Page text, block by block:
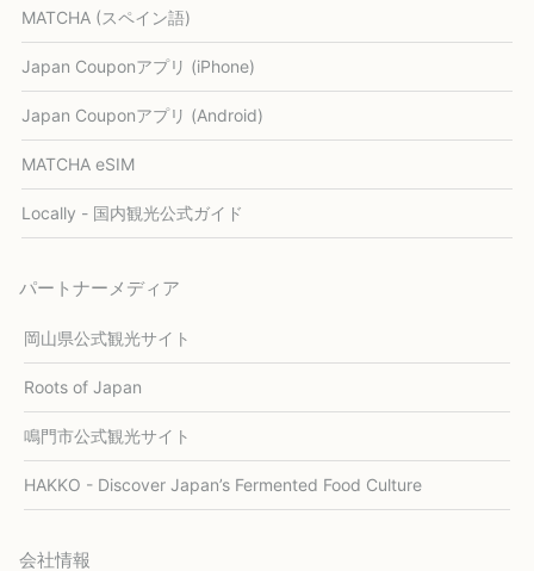
MATCHA (スペイン語)
Japan Couponアプリ (iPhone)
Japan Couponアプリ (Android)
MATCHA eSIM
Locally - 国内観光公式ガイド
パートナーメディア
岡山県公式観光サイト
Roots of Japan
鳴門市公式観光サイト
HAKKO - Discover Japan’s Fermented Food Culture
会社情報